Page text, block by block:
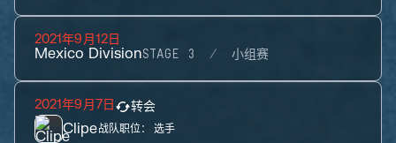
2021年9月12日
Mexico DivisionSTAGE 3 小组赛
2021年9月7日 转会
Clipe战队职位： 选手